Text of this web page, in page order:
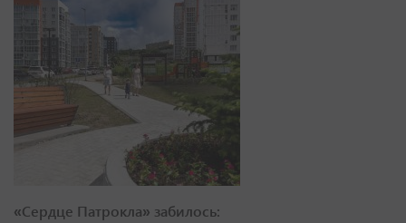
«Сердце Патрокла» забилось: